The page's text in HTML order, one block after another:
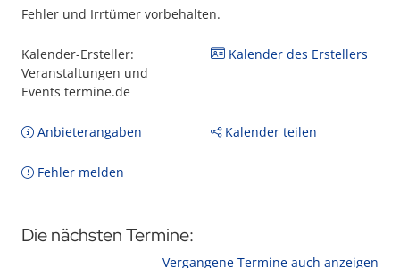
Fehler und Irrtümer vorbehalten.
Kalender-Ersteller:
Veranstaltungen und
Events termine.de
Kalender des Erstellers
Anbieterangaben Kalender teilen
Fehler melden
Die nächsten Termine:
Vergangene Termine auch anzeigen